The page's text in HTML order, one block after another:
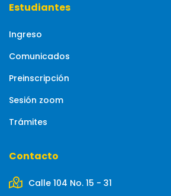
Estudiantes
Ingreso
Comunicados
Preinscripción
Sesión zoom
Trámites
Contacto
Calle 104 No. 15 - 31